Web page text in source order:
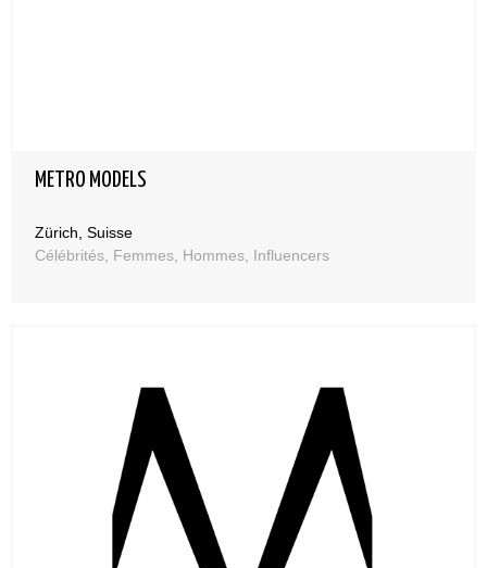
METRO MODELS
Zürich, Suisse
Célébrités, Femmes, Hommes, Influencers